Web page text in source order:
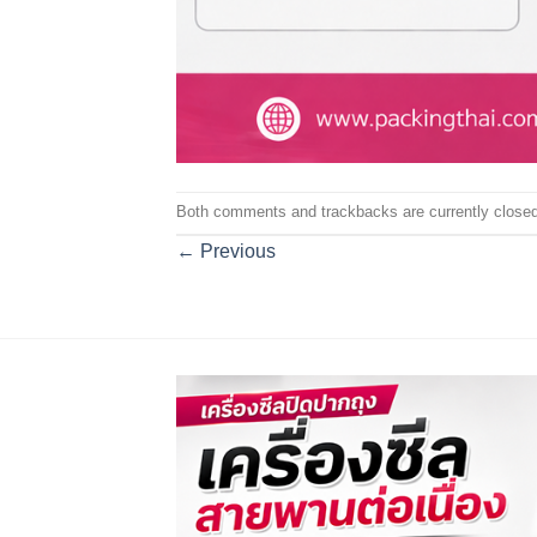
Both comments and trackbacks are currently
← Previous